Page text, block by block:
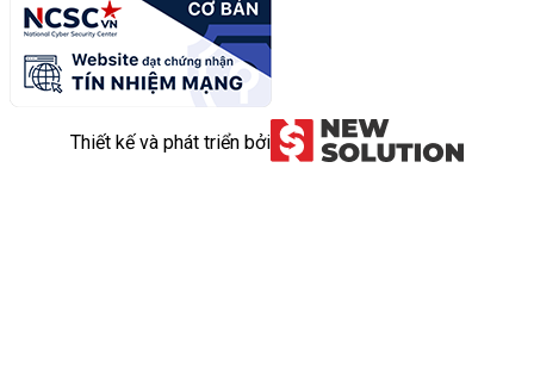
Thiết kế và phát triển bởi